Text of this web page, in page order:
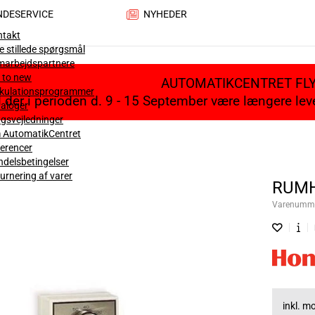
stillede spørgsmål
to new
AutomatikCentret
af varer
NYHEDER
AUTOMATIKCENTRET
der i perioden d. 9 - 15 September være længere
inkl.